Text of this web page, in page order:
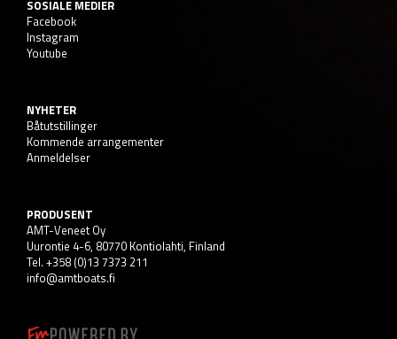
SOSIALE MEDIER
Facebook
Instagram
Youtube
NYHETER
Båtutstillinger
Kommende arrangementer
Anmeldelser
PRODUSENT
AMT-Veneet Oy
Uurontie 4-6, 80770 Kontiolahti, Finland
Tel. +358 (0)13 7373 211
info@amtboats.fi